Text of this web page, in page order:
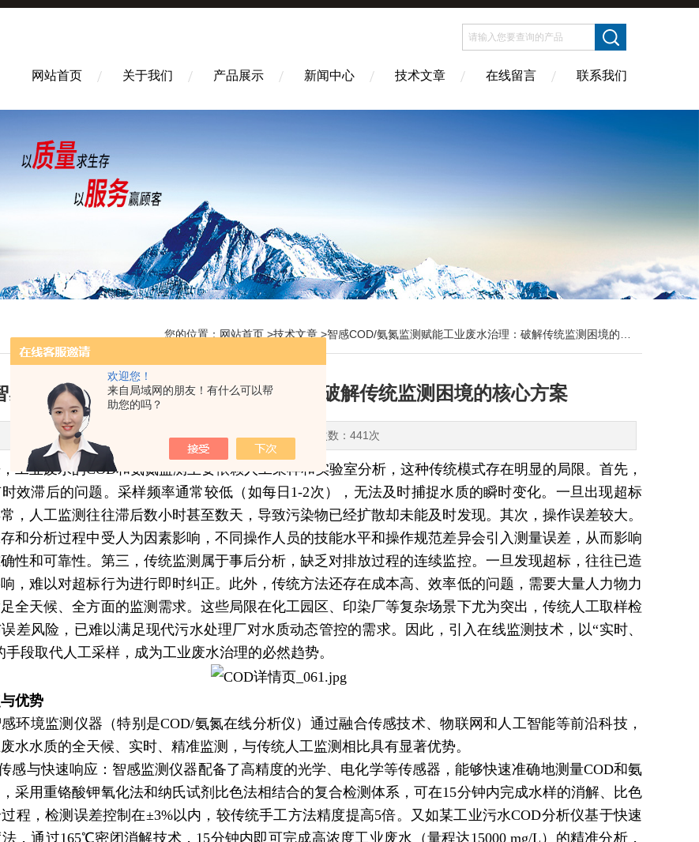
欢迎您！
来自局域网的朋友！有什么可以帮
助您的吗？
网站首页 关于我们 产品展示 新闻中心 技术文章 在线留言 联系我们
您的位置： 网站首页 >技术文章 >智感COD/氨氮监测赋能工业废水治理：破解传统监测困境的核心方案
感COD/氨氮监测赋能工业废水治理：破解传统监测困境的核心方案
更新时间：2026-01-05 点击次数：441次
工业废水的COD和氨氮监测主要依赖人工采样和实验室分析，这种传统模式存在明显的局限。首先，
效滞后的问题。采样频率通常较低（如每日1-2次），无法及时捕捉水质的瞬时变化。一旦出现超标
，人工监测往往滞后数小时甚至数天，导致污染物已经扩散却未能及时发现。其次，操作误差较大。
和分析过程中受人为因素影响，不同操作人员的技能水平和操作规范差异会引入测量误差，从而影响
性和可靠性。第三，传统监测属于事后分析，缺乏对排放过程的连续监控。一旦发现超标，往往已造
，难以对超标行为进行即时纠正。此外，传统方法还存在成本高、效率低的问题，需要大量人力物力
全天候、全方面的监测需求。这些局限在化工园区、印染厂等复杂场景下尤为突出，传统人工取样检
差风险，已难以满足现代污水处理厂对水质动态管控的需求。因此，引入在线监测技术，以“实时、
段取代人工采样，成为工业废水治理的必然趋势。
优势
环境监测仪器（特别是COD/氨氮在线分析仪）通过融合传感技术、物联网和人工智能等前沿科技，
水水质的全天候、实时、精准监测，与传统人工监测相比具有显著优势。
感与快速响应：智感监测仪器配备了高精度的光学、电化学等传感器，能够快速准确地测量COD和氨
采用重铬酸钾氧化法和纳氏试剂比色法相结合的复合检测体系，可在15分钟内完成水样的消解、比色
程，检测误差控制在±3%以内，较传统手工方法精度提高5倍。又如某工业污水COD分析仪基于快速
，通过165℃密闭消解技术，15分钟内即可完成高浓度工业废水（量程达15000 mg/L）的精准分析，